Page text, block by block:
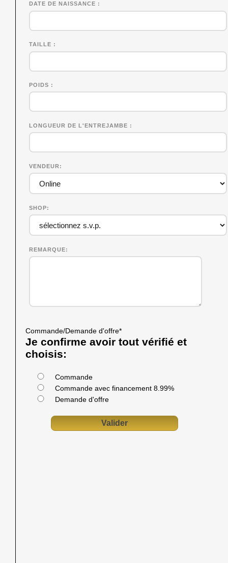
DATE DE NAISSANCE
TAILLE
POIDS
LONGUEUR DE L'ENTREJAMBE
VENDEUR
SHOP
REMARQUE
Commande/Demande d'offre*
Je confirme avoir tout vérifié et
choisis:
Commande
Commande avec financement 8.99%
Demande d'offre